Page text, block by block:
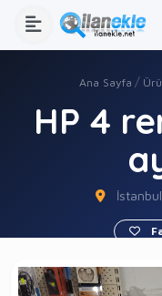
Ana Sayfa
HP 4